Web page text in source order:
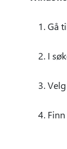
Gå
I
Velg